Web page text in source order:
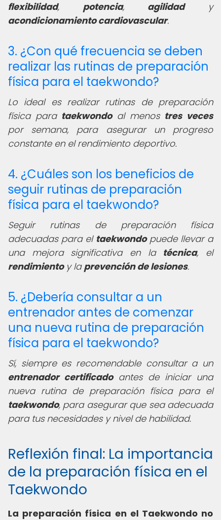
flexibilidad, potencia, agilidady
acondicionamiento cardiovascular.
3. ¿Con qué frecuencia se deben
realizar las rutinas de preparación
física para el taekwondo?
Lo ideal es realizar rutinas de preparación
física para taekwondoal menos tres veces
por semana, para asegurar un progreso
constante en el rendimiento deportivo.
4. ¿Cuáles son los beneficios de
seguir rutinas de preparación
física para el taekwondo?
Seguir rutinas de preparación física
adecuadas para el taekwondopuede llevar a
una mejora significativa en la técnica, el
rendimientoy la prevención de lesiones.
5. ¿Debería consultar a un
entrenador antes de comenzar
una nueva rutina de preparación
física para el taekwondo?
Sí, siempre es recomendable consultar a un
entrenador certificadoantes de iniciar una
nueva rutina de preparación física para el
taekwondo, para asegurar que sea adecuada
para tus necesidades y nivel de habilidad.
Reflexión final: La importancia
de la preparación física en el
Taekwondo
La preparación física en el Taekwondo no